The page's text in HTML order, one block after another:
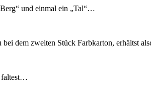
und einmal ein „Tal“…
dem zweiten Stück Farbkarton, erhältst
faltest…